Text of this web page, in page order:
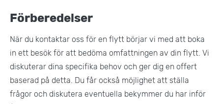
Förberedelser
När du kontaktar oss för en flytt börjar vi med att boka
in ett besök för att bedöma omfattningen av din flytt. Vi
diskuterar dina specifika behov och ger dig en offert
baserad på detta. Du får också möjlighet att ställa
frågor och diskutera eventuella bekymmer du har inför